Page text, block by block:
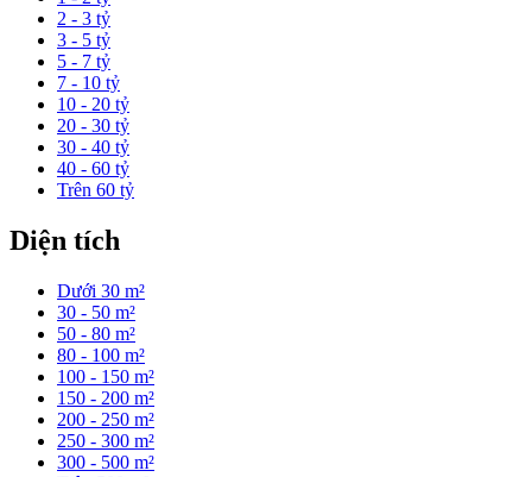
2 - 3 tỷ
3 - 5 tỷ
5 - 7 tỷ
7 - 10 tỷ
10 - 20 tỷ
20 - 30 tỷ
30 - 40 tỷ
40 - 60 tỷ
Trên 60 tỷ
Diện tích
Dưới 30 m²
30 - 50 m²
50 - 80 m²
80 - 100 m²
100 - 150 m²
150 - 200 m²
200 - 250 m²
250 - 300 m²
300 - 500 m²